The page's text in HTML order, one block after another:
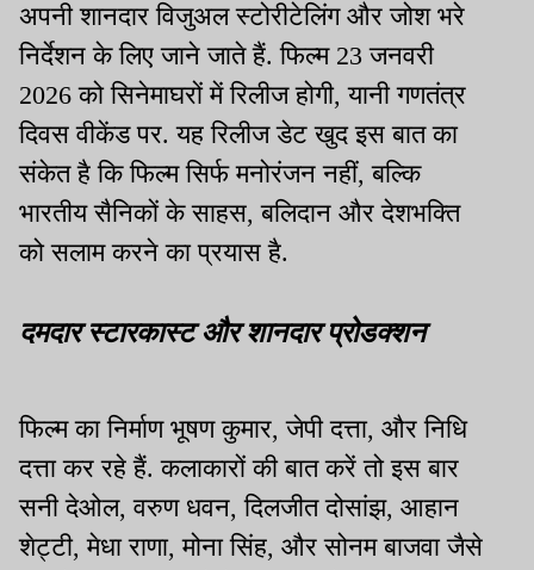
अपनी शानदार विजुअल स्टोरीटेलिंग और जोश भरे
निर्देशन के लिए जाने जाते हैं. फिल्म 23 जनवरी
2026 को सिनेमाघरों में रिलीज होगी, यानी गणतंत्र
दिवस वीकेंड पर. यह रिलीज डेट खुद इस बात का
संकेत है कि फिल्म सिर्फ मनोरंजन नहीं, बल्कि
भारतीय सैनिकों के साहस, बलिदान और देशभक्ति
को सलाम करने का प्रयास है.
दमदार स्टारकास्ट और शानदार प्रोडक्शन
फिल्म का निर्माण भूषण कुमार, जेपी दत्ता, और निधि
दत्ता कर रहे हैं. कलाकारों की बात करें तो इस बार
सनी देओल, वरुण धवन, दिलजीत दोसांझ, आहान
शेट्टी, मेधा राणा, मोना सिंह, और सोनम बाजवा जैसे